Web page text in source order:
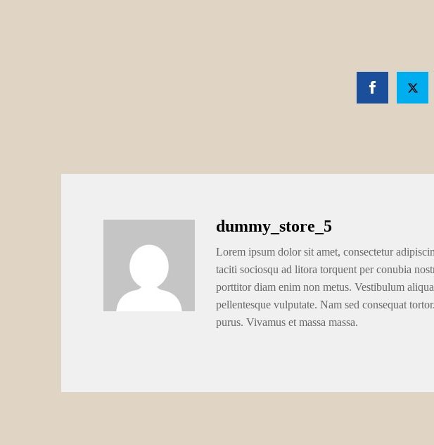
dummy_store_5
Lorem ipsum dolor sit amet, consectetur
taciti sociosqu ad litora torquent per conubia
porttitor diam enim non metus. Vestibulum
pellentesque vulputate. Nam sed consequat
purus. Vivamus et massa massa.